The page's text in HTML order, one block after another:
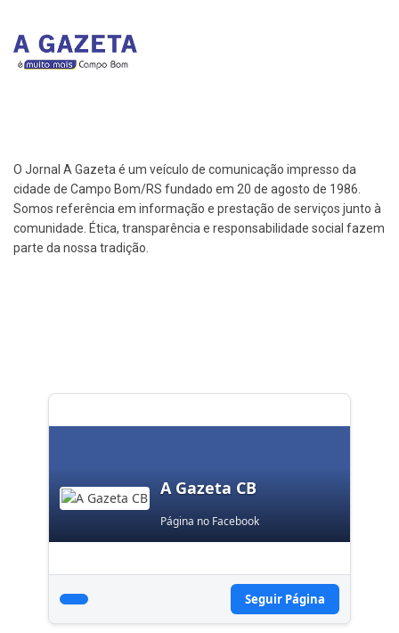
O Jornal A Gazeta é um veículo de comunicação impresso da
cidade de Campo Bom/RS fundado em 20 de agosto de 1986.
Somos referência em informação e prestação de serviços junto à
comunidade. Ética, transparência e responsabilidade social fazem
parte da nossa tradição.
A Gazeta CB
Página no Facebook
Seguir Página